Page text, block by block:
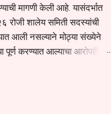
मागणी केली आहे. यासंदर्भात
शालेय समिती सदस्यांची
आली नसल्याने मोठ्या संख्येने
करण्यात आल्याचा आरोपही
अधिकारी (प्राथमिक),
निर्णय घेते, याकडे पालकांचे